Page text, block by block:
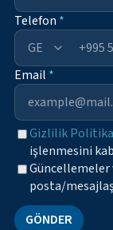
Telefon *
+995
Email *
Gizlilik
işlenmesini
posta/
GÖNDER